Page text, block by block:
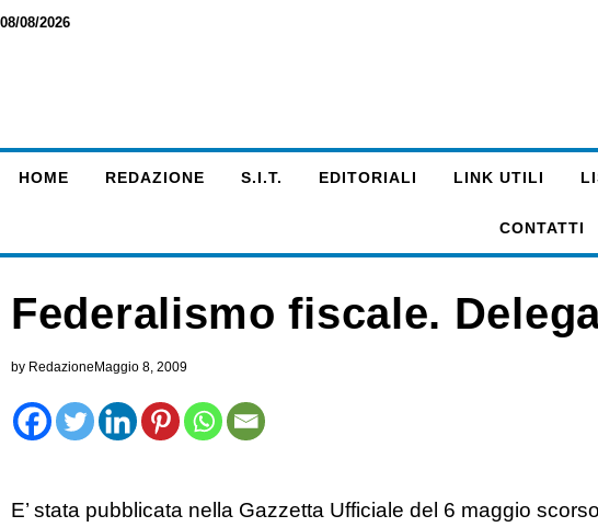
08/08/2026
HOME REDAZIONE S.I.T. EDITORIALI LINK UTILI
CONTATTI
Federalismo fiscale.
by Redazione Maggio 8, 2009
E’ stata pubblicata nella Gazzetta Ufficiale del 6 maggio